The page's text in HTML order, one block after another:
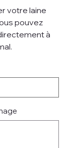
votre laine
pouvez
à